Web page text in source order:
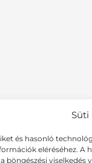
Süti
és hasonló
eléréséhez. A
böngészési viselkedés
s
t
P
n
t